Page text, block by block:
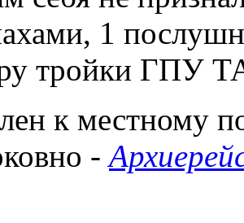
1
тройки ГПУ
к местному
-